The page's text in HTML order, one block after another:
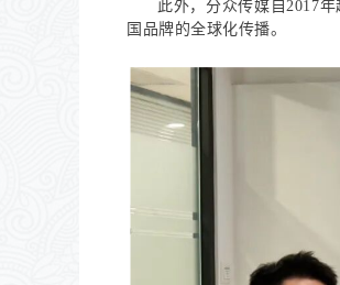
此外，分众传媒自2017
国品牌的全球化传播。